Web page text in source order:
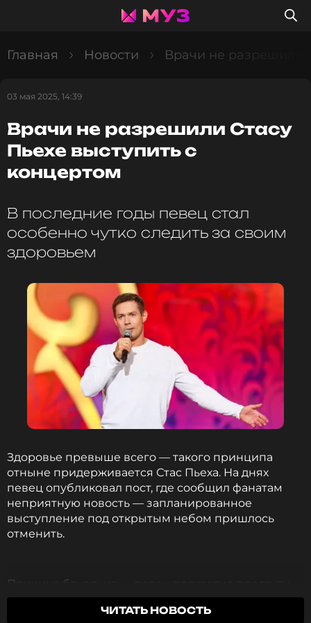
Главная Новости Врачи не разрешили
03 мая 2025, 14:39
Врачи не разрешили Стасу
Пьехе выступить с
концертом
В последние годы певец стал
особенно чутко следить за своим
здоровьем
Здоровье превыше всего — такого принципа
отныне придерживается Стас Пьеха. На днях
певец опубликовал пост, где сообщил фанатам
неприятную новость — запланированное
выступление под открытым небом пришлось
отменить.
Причина банальна — певец подхватил простуду.
Вместо того чтобы рисковать и выступать
больным, артист поступил разумно — сходил к
ЧИТАТЬ НОВОСТЬ